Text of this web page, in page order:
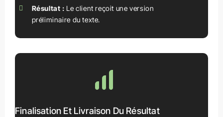
Résultat : Le client reçoit une version
préliminaire du texte.
Finalisation Et Livraison Du Résultat